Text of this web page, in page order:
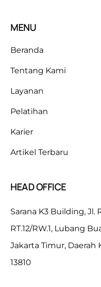
MENU
Beranda
Tentang Kami
Layanan
Pelatihan
Karier
Artikel Terbaru
HEAD OFFICE
Sarana K3 Building, Jl.
RT.12/RW.1, Lubang
Jakarta Timur, Daerah
13810